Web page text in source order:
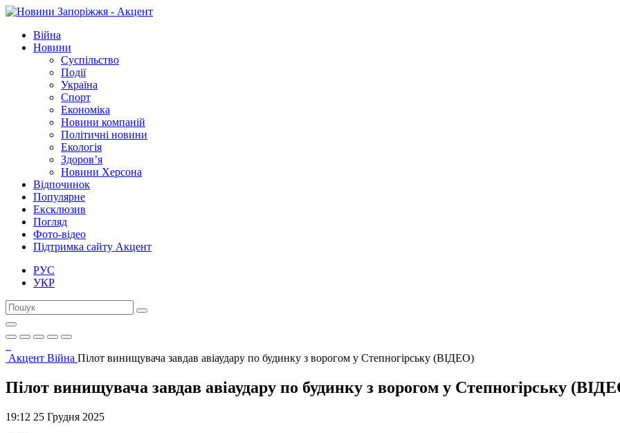
Війна
Новини
Суспільство
Події
Україна
Спорт
Економіка
Новини компаній
Політичні новини
Екологія
Здоров’я
Новини Херсона
Відпочинок
Популярне
Ексклюзив
Погляд
Фото-відео
Підтримка сайту Акцент
РУС
УКР
Акцент Війна Пілот винищувача завдав авіаудару по будинку з ворогом у Степногірську (ВІДЕО)
Пілот винищувача завдав авіаудару по будинку з ворогом у Степногірську
19:12 25 Грудня 2025